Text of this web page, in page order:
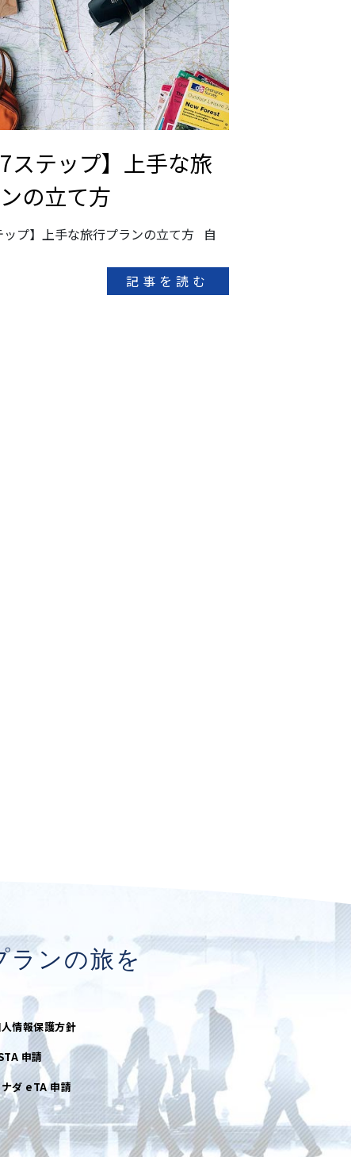
7ステップ】上手な旅
の立て方
ップ】上手な旅行プランの立て方 自
記事を読む
ランの旅を
情報保護方針
申請
ダ eTA 申請